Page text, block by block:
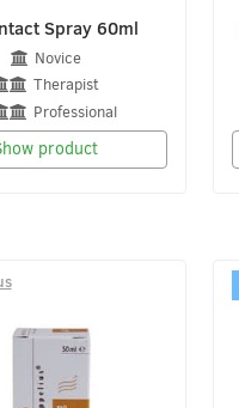
Spray 60ml
Novice
Therapist
Professional
product